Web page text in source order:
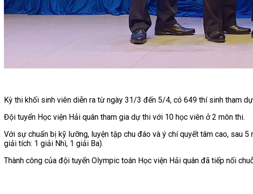
Kỳ thi khối sinh viên diễn ra từ ngày 31/3 đến 5/4, có 649 thí sinh tham
Đội tuyển Học viện Hải quân tham gia dự thi với 10 học viên ở 2 môn thi.
Với sự chuẩn bị kỹ lưỡng, luyện tập chu đáo và ý chí quyết tâm cao, sau
giải tích: 1 giải Nhì, 1 giải Ba).
Thành công của đội tuyển Olympic toán Học viện Hải quân đã tiếp nối